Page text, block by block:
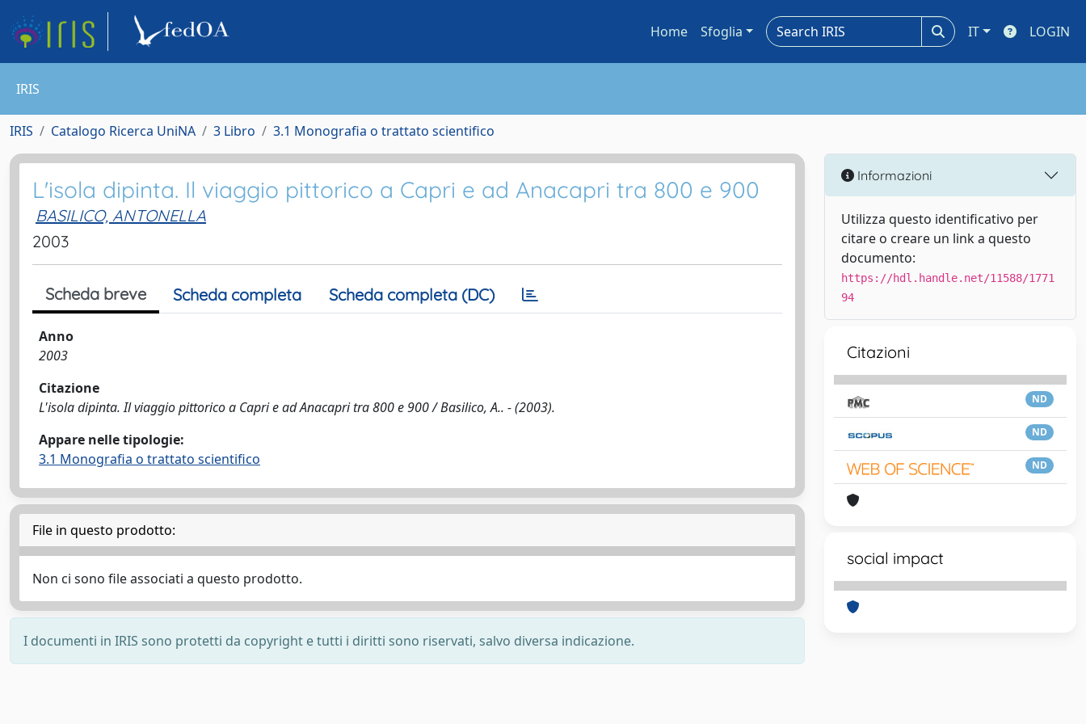
Home Sfoglia IT LOGIN
IRIS
IRIS Catalogo Ricerca UniNA 3 Libro 3.1 Monografia o trattato scientifico
L'isola dipinta. Il viaggio pittorico a Capri e ad Anacapri tra 800 e 900
BASILICO, ANTONELLA
2003
Scheda breve Scheda completa Scheda completa (DC)
Anno
2003
Citazione
L'isola dipinta. Il viaggio pittorico a Capri e ad Anacapri tra 800 e 900 / Basilico, A.. - (2003).
Appare nelle tipologie:
3.1 Monografia o trattato scientifico
File in questo prodotto:
Non ci sono file associati a questo prodotto.
I documenti in IRIS sono protetti da copyright e tutti i diritti sono riservati, salvo diversa indicazione.
Informazioni
Utilizza questo identificativo per
citare o creare un link a questo
documento:
https://hdl.handle.net/11588/1771
94
Citazioni
ND
ND
ND
social impact